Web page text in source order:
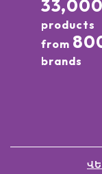
33,000
products
from
brands